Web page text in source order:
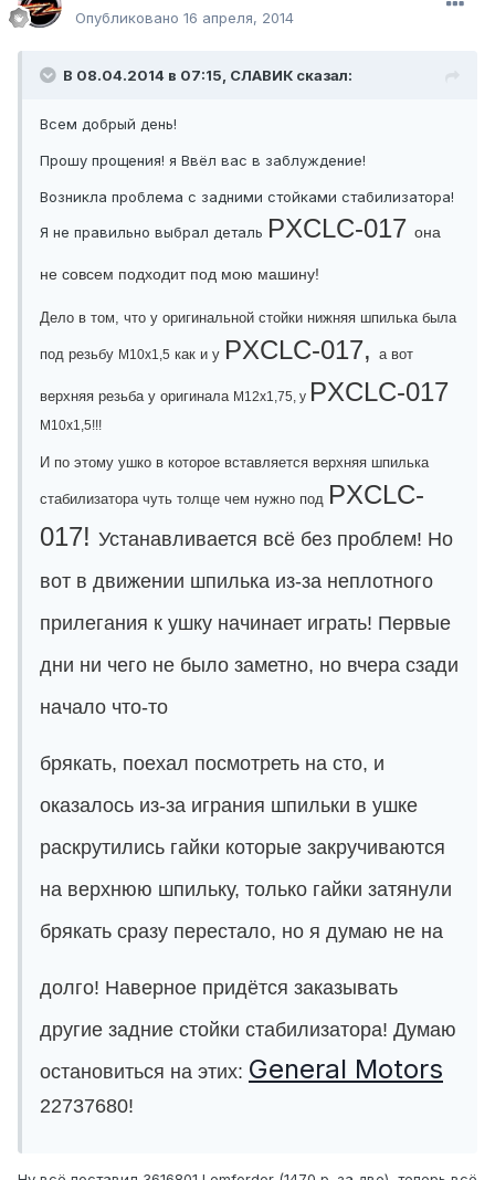
Опубликовано 16 апреля, 2014
В 08.04.2014 в 07:15, СЛАВИК сказал:
Всем добрый день!
Прошу прощения! я Ввёл вас в заблуждение!
Возникла проблема с задними стойками стабилизатора!
Я не правильно выбрал деталь PXCLC-017 она
не совсем подходит под мою машину!
Дело в том, что у оригинальной стойки нижняя шпилька была
под резьбу M10x1,5 как и у PXCLC-017, а вот
верхняя резьба у оригинала M12x1,75, у PXCLC-017
M10x1,5!!!
И по этому ушко в которое вставляется верхняя шпилька
стабилизатора чуть толще чем нужно под PXCLC-
017! Устанавливается всё без проблем! Но
вот в движении шпилька из-за неплотного
прилегания к ушку начинает играть! Первые
дни ни чего не было заметно, но вчера сзади
начало что-то
брякать, поехал посмотреть на сто, и
оказалось из-за играния шпильки в ушке
раскрутились гайки которые закручиваются
на верхнюю шпильку, только гайки затянули
брякать сразу перестало, но я думаю не на
долго! Наверное придётся заказывать
другие задние стойки стабилизатора! Думаю
остановиться на этих: General Motors
22737680!